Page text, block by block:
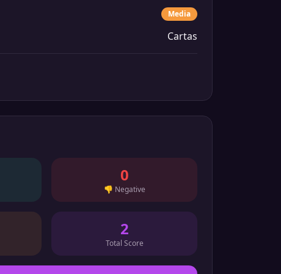
Media
Cartas
0
👎 Negative
2
Total Score